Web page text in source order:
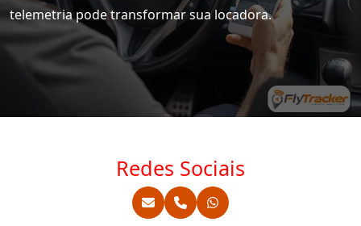
telemetria pode transformar sua locadora.
Redes Sociais